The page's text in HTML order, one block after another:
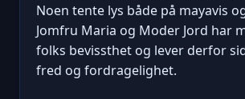
Noen tente lys både på mayavis
Jomfru Maria og Moder Jord har
folks bevissthet og lever derfor
fred og fordragelighet.